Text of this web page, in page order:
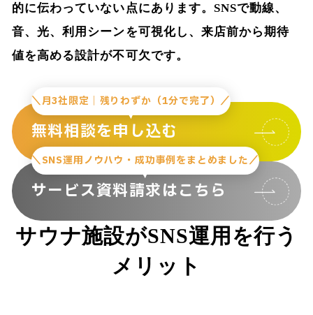
的に伝わっていない点にあります。SNSで動線、
音、光、利用シーンを可視化し、来店前から期待
値を高める設計が不可欠です。
＼月3社限定｜残りわずか（1分で完了）／
無料相談を申し込む
＼SNS運用ノウハウ・成功事例をまとめました／
サービス資料請求はこちら
サウナ施設がSNS運用を行う
メリット